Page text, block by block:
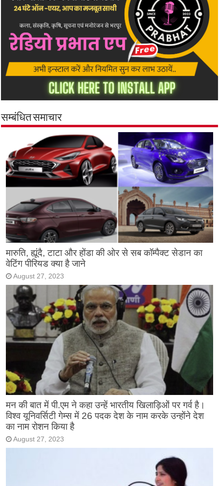
सम्बंधित समाचार
मारुति, ह्यूंदै, टाटा और होंडा की ओर से सब कॉम्पैक्ट सेडान का
वेटिंग पीरियड क्या है जाने
August 27, 2023
मन की बात में पी.एम ने कहा उन्हें भारतीय खिलाड़िओं पर गर्व है।
विश्व यूनिवर्सिटी गेम्स में 26 पदक देश के नाम करके उन्होंने देश
का नाम रोशन किया है
August 27, 2023